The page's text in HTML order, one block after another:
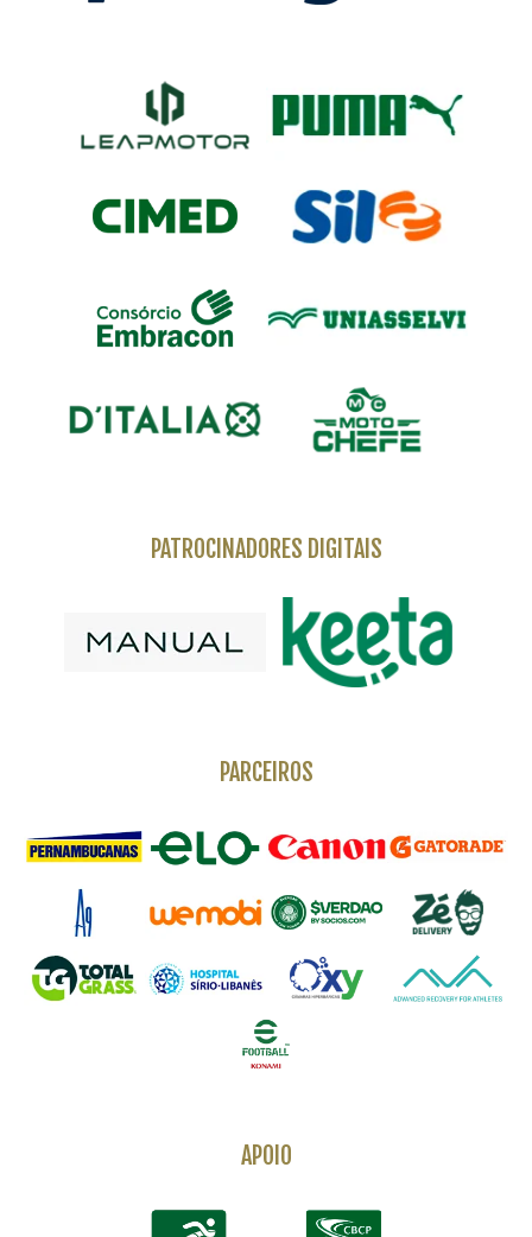
PATROCINADORES DIGITAIS
PARCEIROS
APOIO